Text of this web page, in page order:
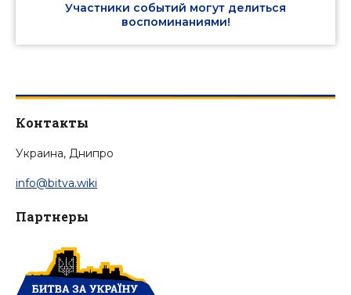
Участники событий могут делиться
воспоминаниями!
Контакты
Украина, Днипро
info@bitva.wiki
Партнеры